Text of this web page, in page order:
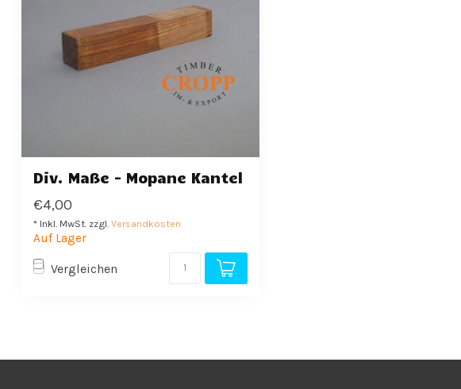
Div. Maße - Mopane Kantel
€4,00
* Inkl. MwSt. zzgl. Versandkosten
Auf Lager
Vergleichen